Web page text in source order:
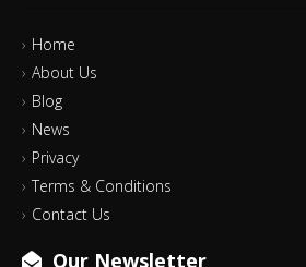
Home
About Us
Blog
News
Privacy
Terms & Conditions
Contact Us
Our Newsletter